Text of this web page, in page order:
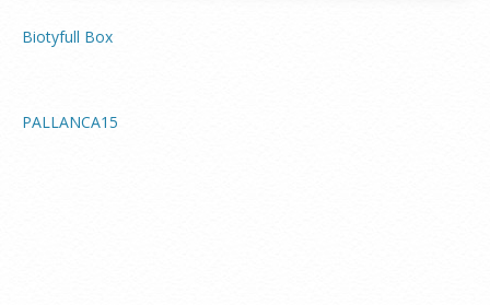
Biotyfull Box
PALLANCA15